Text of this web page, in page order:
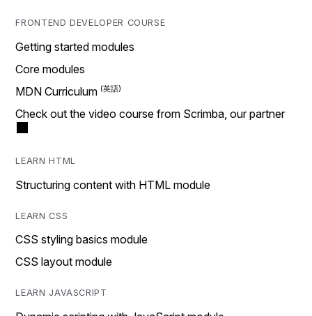
FRONTEND DEVELOPER COURSE
Getting started modules
Core modules
MDN Curriculum
Check out the video course from Scrimba, our partner
LEARN HTML
Structuring content with HTML module
LEARN CSS
CSS styling basics module
CSS layout module
LEARN JAVASCRIPT